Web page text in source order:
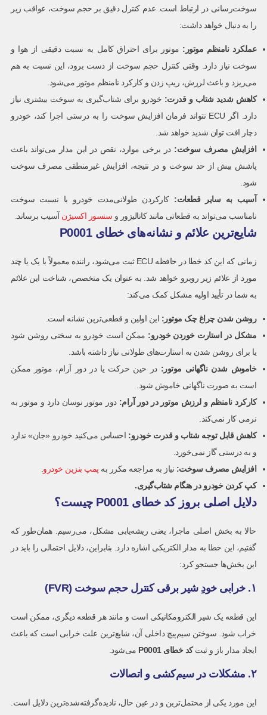
سوخت‌رسانی در ارتباط است. عدم کنترل دقیق بر حجم سوخت، عواقب زیر
را به دنبال خواهد داشت:
عملکرد نامنظم موتور: موتور برای احتراق کامل به نسبت دقیقی از هوا و
سوخت نیاز دارد. وقتی کنترل حجم سوخت از دست برود، این نسبت به هم
می‌ریزد و باعث لرزش، ریپ زدن و کارکرد نامنظم موتور می‌شود.
کاهش شدید شتاب و قدرت: خودرو برای شتاب‌گیری به سوخت بیشتری نیاز
دارد. اگر ECU نتواند فرمان افزایش سوخت را به درستی اجرا کند، خودرو
دچار افت توان شدید خواهد شد.
افزایش مصرف سوخت: در برخی موارد، نقص در این مدار می‌تواند باعث
پاشش بیش از حد سوخت و در نتیجه، افزایش غیرمنطقی مصرف سوخت
شود.
آسیب به سایر قطعات: کارکردن طولانی‌مدت خودرو با نسبت سوخت
نامناسب می‌تواند به قطعاتی مانند کاتالیزور و سنسور اکسیژن آسیب برساند.
شایع‌ترین علائم و نشانه‌های خطای P0001
زمانی که این کد خطا در حافظه ECU ثبت می‌شود، راننده معمولاً با یک یا چند
مورد از علائم زیر روبرو خواهد شد. به عنوان یک متخصص، شناخت این علائم
به شما در تأیید اولیه مشکل کمک می‌کند:
روشن شدن چراغ چک موتور : این اولین و قطعی‌ترین نشانه است.
مشکل در استارت خوردن خودرو: ممکن است خودرو به سختی روشن شود
یا برای روشن شدن به استارت‌های طولانی نیاز داشته باشد.
خاموش شدن ناگهانی موتور: در حین حرکت یا در دور آرام، موتور ممکن
است به صورت ناگهانی خاموش شود.
کارکرد نامنظم و لرزش موتور در دور آرام: دور موتور نوسان دارد و موتور به
نرمی کار نمی‌کند.
کاهش قابل توجه شتاب و قدرت خودرو: احساس می‌کنید خودرو «جان» ندارد
و به درستی گاز نمی‌خورد.
افزایش مصرف سوخت: نیاز به مراجعه مکرر به پمپ بنزین خودرو
کپ کردن خودرو در هنگام شتاب‌گیری.
دلایل اصلی بروز کد خطای P0001 چیست؟
حالا به بخش اصلی ماجرا، یعنی ریشه‌یابی مشکل، می‌رسیم. همان‌طور که
گفتیم، این خطا به مدار الکتریکی اشاره دارد. بنابراین، دلایل احتمالی را باید در
این بخش‌ها جستجو کرد:
۱. خرابی خودِ شیر برقی کنترل حجم سوخت (FVR)
این قطعه یک شیر الکترومکانیکی است و مانند هر قطعه دیگری، ممکن است
خراب شود. سوختن سیم‌پیچ داخلی آن، شایع‌ترین علت خرابی است که باعث
ایجاد مدار باز و ثبتکد خطایP0001 می‌شود.
۲. مشکلات در سیم‌کشی و اتصالات
این مورد یکی از محتمل‌ترین و در عین حال، نادیده‌گرفته‌شده‌ترین دلایل است.